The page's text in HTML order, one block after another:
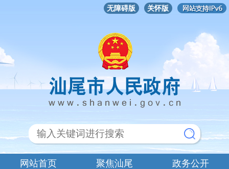
无障碍版 关怀版
网站首页 聚焦汕尾
政务公开